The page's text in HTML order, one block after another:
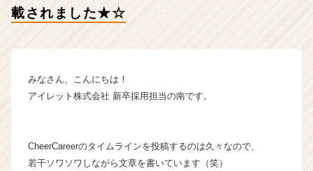
イ
ッ
株
式
タ
イ
載されました★☆
みなさん、こんにちは！
アイレット株式会社 新卒採用担当の南です。
CheerCareerのタイムラインを投稿するのは久々なので、
若干ソワソワしながら文章を書いています（笑）